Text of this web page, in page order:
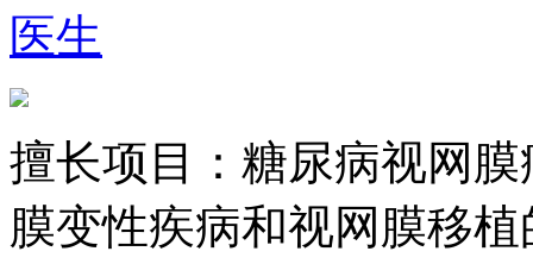
医生
擅长项目： 糖尿病视网
膜变性疾病和视网膜移